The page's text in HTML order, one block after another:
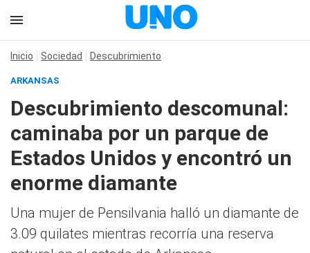
Inicio Sociedad Descubrimiento
ARKANSAS
Descubrimiento descomunal:
caminaba por un parque de
Estados Unidos y encontró un
enorme diamante
Una mujer de Pensilvania halló un diamante de
3.09 quilates mientras recorría una reserva